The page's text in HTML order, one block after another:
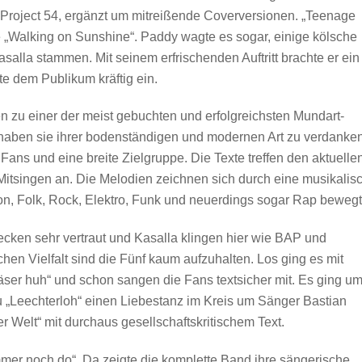
54, ergänzt um mitreißende Coverversionen. „Teenage
on Sunshine“. Paddy wagte es sogar, einige kölsche
stammen. Mit seinem erfrischenden Auftritt brachte er ein
dem Publikum kräftig ein.
zu einer der meist gebuchten und erfolgreichsten Mundart-
sie ihrer bodenständigen und modernen Art zu
und eine breite Zielgruppe. Die Texte treffen den
an. Die Melodien zeichnen sich durch eine
Folk, Rock, Elektro, Funk und neuerdings sogar Rap
sehr vertraut und Kasalla klingen hier wie BAP und
Vielfalt sind die Fünf kaum aufzuhalten. Los ging es mit
huh“ und schon sangen die Fans textsicher mit. Es ging um
„Leechterloh“ einen Liebestanz im Kreis um Sänger Bastian
Welt“ mit durchaus gesellschaftskritischem Text.